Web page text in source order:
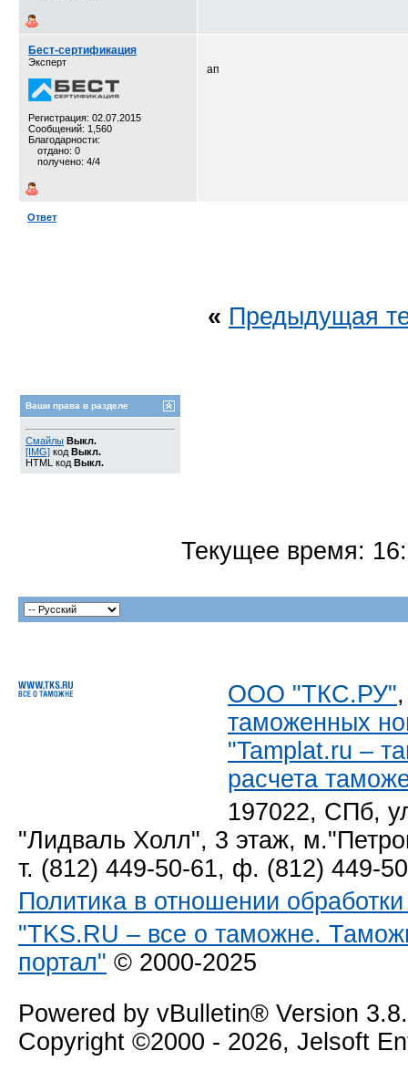
Бест-сертификация
Эксперт
Регистрация: 02.07.2015
Сообщений: 1,560
Благодарности:
отдано: 0
получено: 4/4
ап
Ответ
« Предыдущая
Ваши права в разделе
Смайлы Выкл.
[IMG] код Выкл.
HTML код Выкл.
Текущее время:
ООО "ТКС.РУ"
таможенных
"Tamplat.ru –
расчета
197022, СПб,
"Лидваль Холл", 3 этаж,
т. (812) 449-50-61, ф. (812) 449-
Политика в отношении
"TKS.RU – все о таможне.
портал" © 2000-2025
Powered by vBulletin® Version
Copyright ©2000 - 2026, Jelsoft